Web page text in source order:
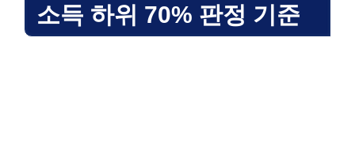
소득 하위 70% 판정 기준